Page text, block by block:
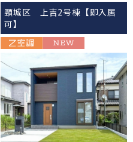
頸城区 上吉2号棟【即入居
可】